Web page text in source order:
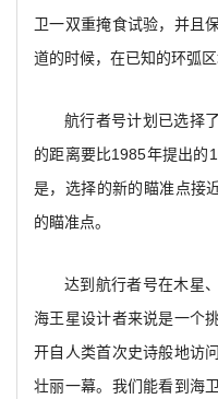
卫一双重掩食试验，并且
道的时候，在已知的环弧区
航行者号计划已选择
的距离要比1985年提出的
是，选择的新的瞄准点接
的瞄准点。
达到航行者号在木星
海王星设计者来说是一个
开自人类首次史诗般地访
壮丽一幕。我们能看到海